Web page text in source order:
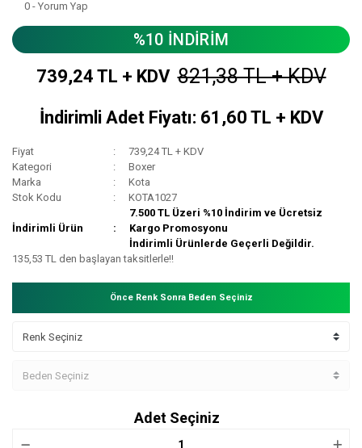
0 - Yorum Yap
%10 İNDİRİM
739,24 TL + KDV 821,38 TL + KDV
İndirimli Adet Fiyatı: 61,60 TL + KDV
Fiyat
739,24 TL + KDV
Kategori
Boxer
Marka
Kota
Stok Kodu
KOTA1027
İndirimli Ürün
7.500 TL Üzeri %10 İndirim ve Ücretsiz
Kargo Promosyonu
İndirimli Ürünlerde Geçerli Değildir.
135,53 TL den başlayan taksitlerle!!
Önce Renk Sonra Beden Seçiniz
Adet Seçiniz